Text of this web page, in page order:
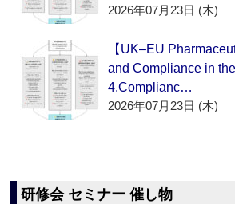
2026年07月23日 (木)
【UK–EU
and Compliance in
4.Complianc…
2026年07月23日 (木)
研修会 セミナー 催し物